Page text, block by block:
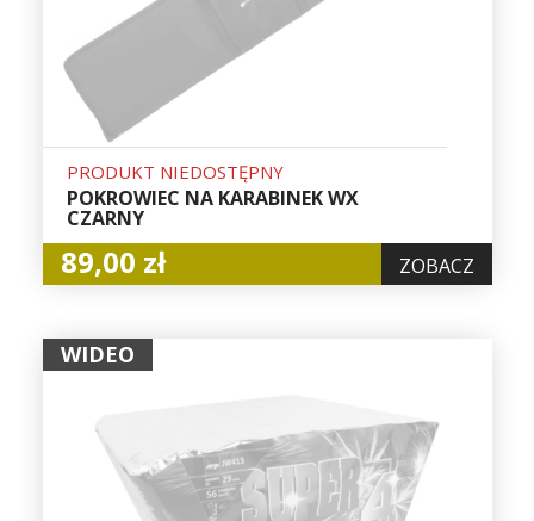
PRODUKT NIEDOSTĘPNY
POKROWIEC NA KARABINEK WX
CZARNY
89,00 zł ZOBACZ
WIDEO